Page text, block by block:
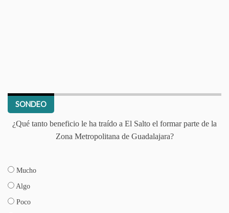
SONDEO
¿Qué tanto beneficio le ha traído a El Salto el formar parte de la
Zona Metropolitana de Guadalajara?
Mucho
Algo
Poco